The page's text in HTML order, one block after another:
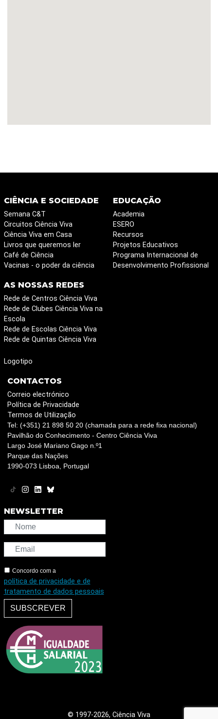
CIÊNCIA E SOCIEDADE
Semana C&T
Circuitos Ciência Viva
Ciência Viva em Casa
Livros que queremos ler
Café de Ciência
Vacinas - o poder da ciência
EDUCAÇÃO
Academia
ESERO
Recursos
Projetos Educativos
Programa Internacional de
Desenvolvimento Profissional
AS NOSSAS REDES
Rede de Centros Ciência Viva
Rede de Clubes Ciência Viva na
Escola
Rede de Escolas Ciência Viva
Rede de Quintas Ciência Viva
Logotipo
CONTACTOS
Correio electrónico
Política de Privacidade
Termos de Utilização
Tel: (+351) 21 898 50 20 (chamada para a rede fixa nacional)
Pavilhão do Conhecimento - Centro Ciência Viva
Largo José Mariano Gago n.º1
Parque das Nações
1990-073 Lisboa, Portugal
NEWSLETTER
Concordo com a
política de privacidade e de
tratamento de dados pessoais
SUBSCREVER
© 1997-2026, Ciência Viva